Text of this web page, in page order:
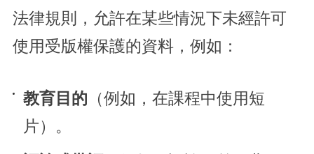
法律規則，允許在某些情況下未經許可
使用受版權保護的資料，例如：
教育目的 （例如，在課程中使用短
片）。